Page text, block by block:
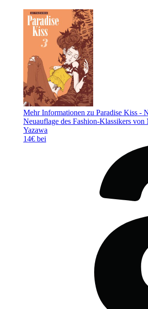
Mehr Informationen zu Paradise Kiss -
Neuauflage des Fashion-Klassikers
Yazawa
14€ bei